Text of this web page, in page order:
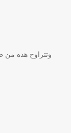
وتتراوح هذه من